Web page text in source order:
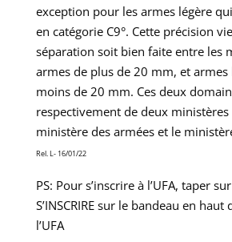
exception pour les armes légère
en catégorie C9°. Cette précision
séparation soit bien faite entre les
armes de plus de 20 mm, et armes
moins de 20 mm. Ces deux
respectivement de deux
ministère des armées et le
Rel. L- 16/01/22
PS: Pour s’inscrire à l’UFA, taper
S’INSCRIRE sur le bandeau en haut
l’UFA